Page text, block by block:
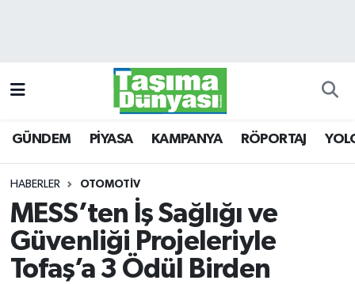
GÜNDEM PİYASA KAMPANYA RÖPORTAJ
HABERLER OTOMOTİV
MESS’ten İş Sağlığı ve
Güvenliği Projeleriyle
Tofaş’a 3 Ödül Birden
KAMPANYA
RÖPORTAJ
YOLCU TAŞIMA
LOJİSTİK
Trafik Durumu
Süper Lig Puan Durumu ve Fikstür
Tüm Manşetler
Son Dakika Haberleri
Haber Arşivi